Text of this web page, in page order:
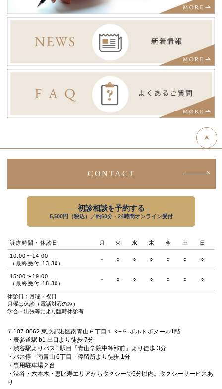
CONTACT
初診相談を予約する
5,500円（税込）／約60分・24時間オンライン受付
診療時間・休診日 月 火 水 木 金 土 日
10:00〜14:00
（最終受付 13:30）
－ ○ ○ ○ ○ ○ ○
15:00〜19:00
（最終受付 18:30）
－ ○ ○ ○ ○ ○ ○
休診日：月曜・祝日
月曜は休診（電話対応のみ）
学会・出張等により臨時休診有
〒107-0062 東京都港区南青山６丁目１３−５ ポルトポヌール1階
・表参道駅 b1 出口より徒歩 7分
・渋谷駅よりバス 1駅目「青山学院中等部前」より徒歩 3分
・バス停「南青山 6丁目」停留所より徒歩 1分
・専用駐車場２台
・渋谷・六本木・恵比寿エリアからタクシーで5分以内。タクシーサービスあ
り